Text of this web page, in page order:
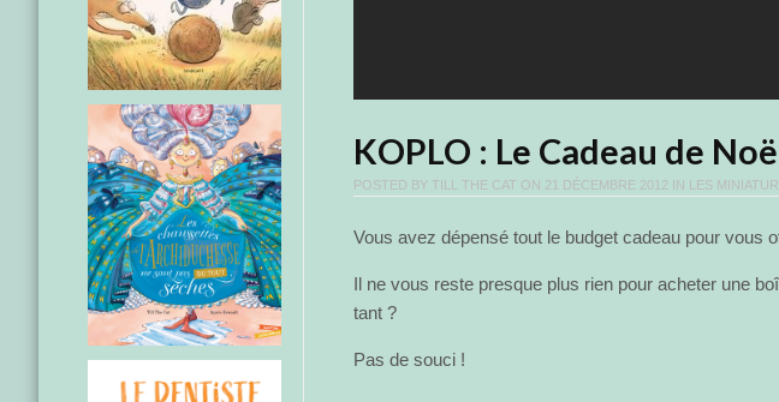
KOPLO : Le Cadeau de
POSTED BY TILL THE CAT ON 21 DÉCEMBRE 2012 IN LES
Vous avez dépensé tout le budget cadeau pour vous
Il ne vous reste presque plus rien pour acheter une
tant ?
Pas de souci !